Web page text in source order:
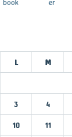
L M
3 4
10 11